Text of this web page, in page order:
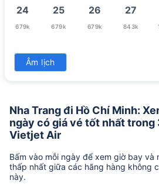
24
679k
25
679k
26
679k
27
843k
31
1381k
Âm lịch
Nha Trang đi Hồ Chí Minh:
ngày có giá vé tốt nhất trong
Vietjet Air
Bấm vào mỗi ngày để xem giờ bay và
thấp nhất giữa các hãng hàng không
này.